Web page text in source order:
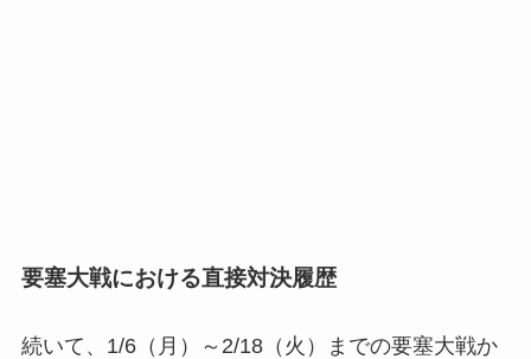
要塞大戦における直接対決履歴
続いて、1/6（月）～2/18（火）までの要塞大戦か